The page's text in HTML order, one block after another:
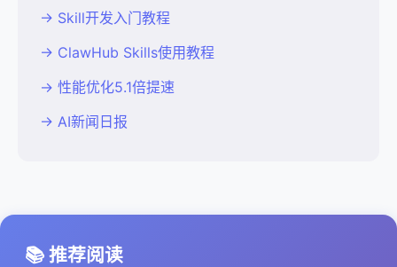
→ Skill开发入门教程
→ ClawHub Skills使用教程
→ 性能优化5.1倍提速
→ AI新闻日报
📚 推荐阅读